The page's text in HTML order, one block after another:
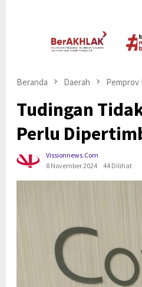
Beranda Daerah Pemprov
Tudingan
Perlu
Vissionnews.com
8 November 2024
44 Dilihat